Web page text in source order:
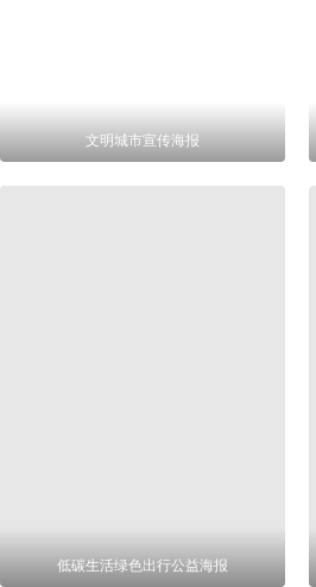
文明城市宣传海报
低碳生活绿色出行公益海报